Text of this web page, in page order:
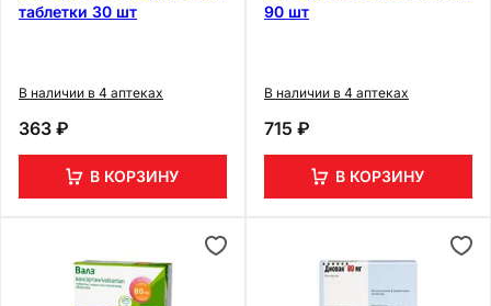
таблетки 30 шт
В наличии в 4 аптеках
363 ₽
В КОРЗИНУ
90 шт
В наличии в 4 аптеках
715 ₽
В КОРЗИНУ